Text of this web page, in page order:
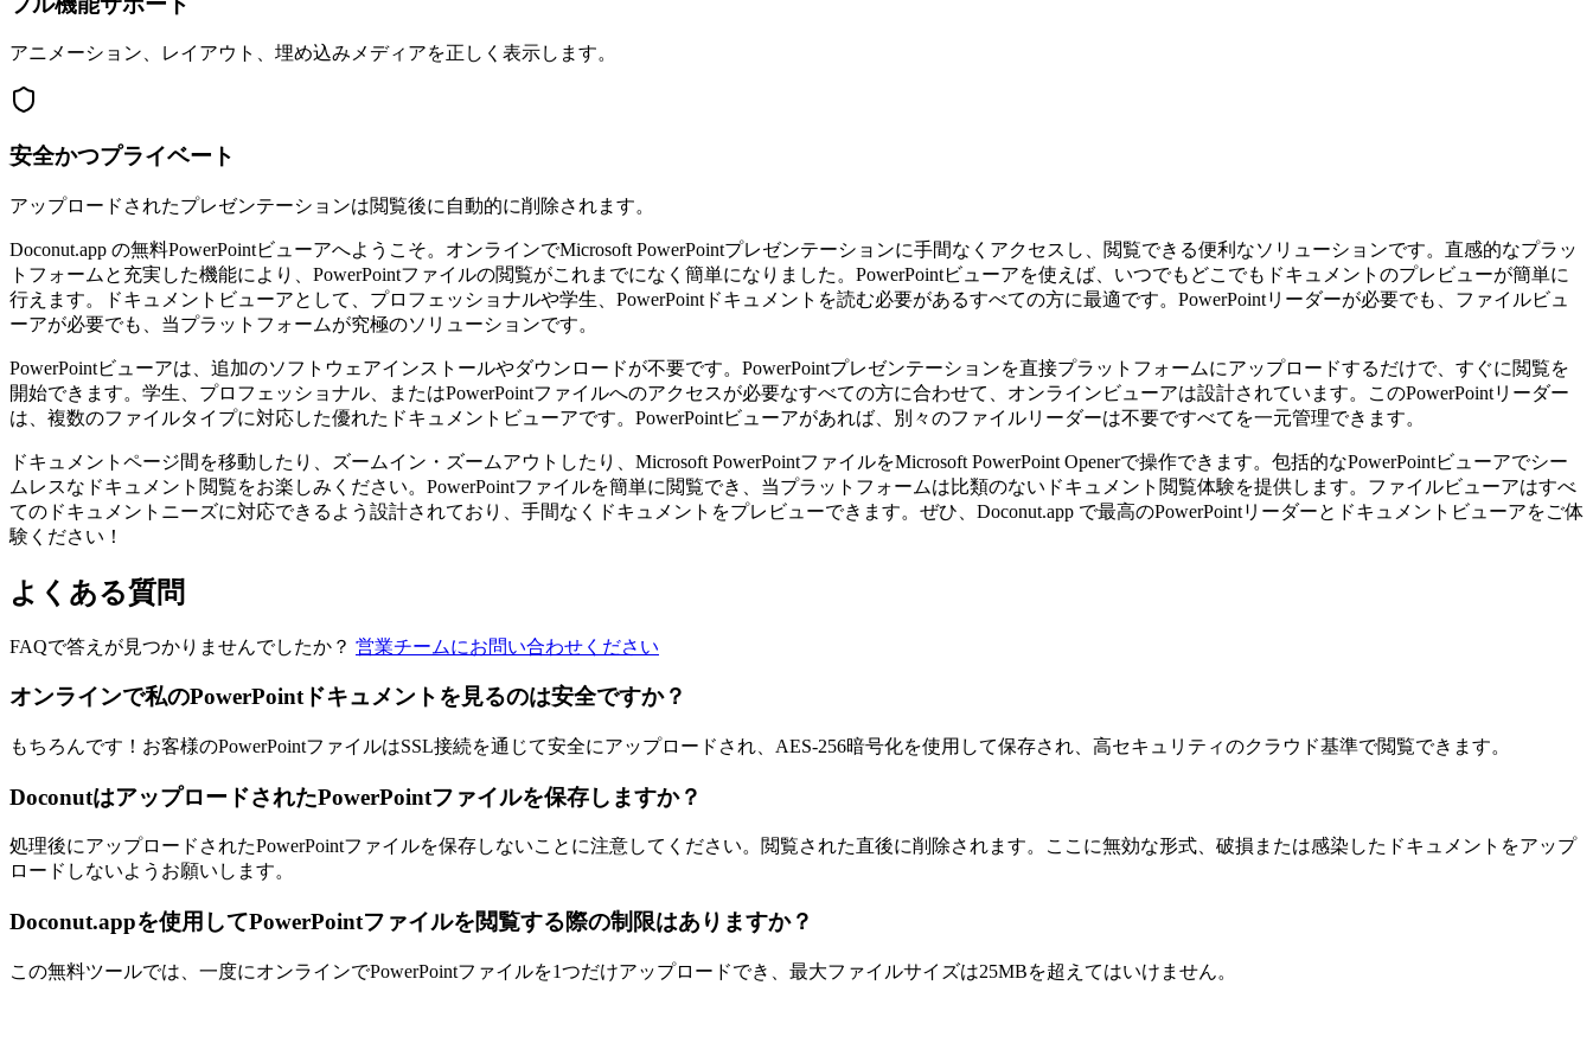
アニメーション、レイアウト、埋め込みメディアを正しく表示します。
安全かつプライベート
アップロードされたプレゼンテーションは閲覧後に自動的に削除されます。
Doconut.app の無料PowerPointビューアへようこそ。オンラインでMicrosoft PowerPointプレゼンテーションに手間なくアクセスし、閲覧できる便利なソリューションです。直感的なプラッ
トフォームと充実した機能により、PowerPointファイルの閲覧がこれまでになく簡単になりました。PowerPointビューアを使えば、いつでもどこでもドキュメントのプレビューが簡単に
行えます。ドキュメントビューアとして、プロフェッショナルや学生、PowerPointドキュメントを読む必要があるすべての方に最適です。PowerPointリーダーが必要でも、ファイルビュ
ーアが必要でも、当プラットフォームが究極のソリューションです。
PowerPointビューアは、追加のソフトウェアインストールやダウンロードが不要です。PowerPointプレゼンテーションを直接プラットフォームにアップロードするだけで、すぐに閲覧を
開始できます。学生、プロフェッショナル、またはPowerPointファイルへのアクセスが必要なすべての方に合わせて、オンラインビューアは設計されています。このPowerPointリーダー
は、複数のファイルタイプに対応した優れたドキュメントビューアです。PowerPointビューアがあれば、別々のファイルリーダーは不要ですべてを一元管理できます。
ドキュメントページ間を移動したり、ズームイン・ズームアウトしたり、Microsoft PowerPointファイルをMicrosoft PowerPoint Openerで操作できます。包括的なPowerPointビューアでシー
ムレスなドキュメント閲覧をお楽しみください。PowerPointファイルを簡単に閲覧でき、当プラットフォームは比類のないドキュメント閲覧体験を提供します。ファイルビューアはすべ
てのドキュメントニーズに対応できるよう設計されており、手間なくドキュメントをプレビューできます。ぜひ、Doconut.app で最高のPowerPointリーダーとドキュメントビューアをご体
験ください！
よくある質問
FAQで答えが見つかりませんでしたか？ 営業チームにお問い合わせください
オンラインで私のPowerPointドキュメントを見るのは安全ですか？
もちろんです！お客様のPowerPointファイルはSSL接続を通じて安全にアップロードされ、AES-256暗号化を使用して保存され、高セキュリティのクラウド基準で閲覧できます。
DoconutはアップロードされたPowerPointファイルを保存しますか？
処理後にアップロードされたPowerPointファイルを保存しないことに注意してください。閲覧された直後に削除されます。ここに無効な形式、破損または感染したドキュメントをアップ
ロードしないようお願いします。
Doconut.appを使用してPowerPointファイルを閲覧する際の制限はありますか？
この無料ツールでは、一度にオンラインでPowerPointファイルを1つだけアップロードでき、最大ファイルサイズは25MBを超えてはいけません。